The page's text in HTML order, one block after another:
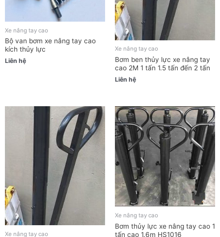
Xe nâng tay cao
Bộ van bơm xe nâng tay cao
kích thủy lực
Liên hệ
Xe nâng tay cao
Bơm ben thủy lực xe nâng tay
cao 2M 1 tấn 1.5 tấn đến 2 tấn
Liên hệ
Xe nâng tay cao
Xe nâng tay cao
Bơm thủy lực xe nâng tay cao 1
tấn cao 1.6m HS1016